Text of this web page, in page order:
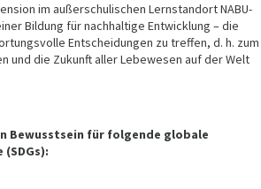
im außerschulischen Lernstandort NABU-
Bildung für nachhaltige Entwicklung – die
Entscheidungen zu treffen, d. h. zum
und die Zukunft aller Lebewesen auf der Welt
Bewusstsein für folgende globale